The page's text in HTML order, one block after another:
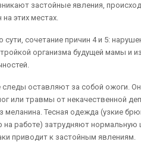
застойные явления,
этих местах.
сути, сочетание причин 4 и 5:
организма будущей мамы и
оставляют за собой ожоги.
или травмы от некачественной
меланина. Тесная одежда (узкие
на работе) затрудняют
приводит к застойным явлениям.